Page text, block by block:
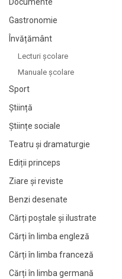
Gastronomie
Învățământ
Lecturi şcolare
Manuale şcolare
Sport
Știință
Științe sociale
Teatru și dramaturgie
Ediții princeps
Ziare şi reviste
Benzi desenate
Cărți poștale și ilustrate
Cărți în limba engleză
Cărți în limba franceză
Cărți în limba germană